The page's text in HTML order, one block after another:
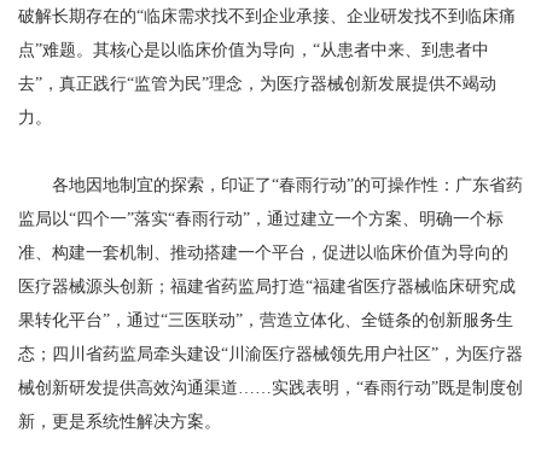
破解长期存在的“临床需求找不到企业承接、企业研发找不到临床痛
点”难题。其核心是以临床价值为导向，“从患者中来、到患者中
去”，真正践行“监管为民”理念，为医疗器械创新发展提供不竭动
力。
各地因地制宜的探索，印证了“春雨行动”的可操作性：广东省药
监局以“四个一”落实“春雨行动”，通过建立一个方案、明确一个标
准、构建一套机制、推动搭建一个平台，促进以临床价值为导向的
医疗器械源头创新；福建省药监局打造“福建省医疗器械临床研究成
果转化平台”，通过“三医联动”，营造立体化、全链条的创新服务生
态；四川省药监局牵头建设“川渝医疗器械领先用户社区”，为医疗器
械创新研发提供高效沟通渠道……实践表明，“春雨行动”既是制度创
新，更是系统性解决方案。